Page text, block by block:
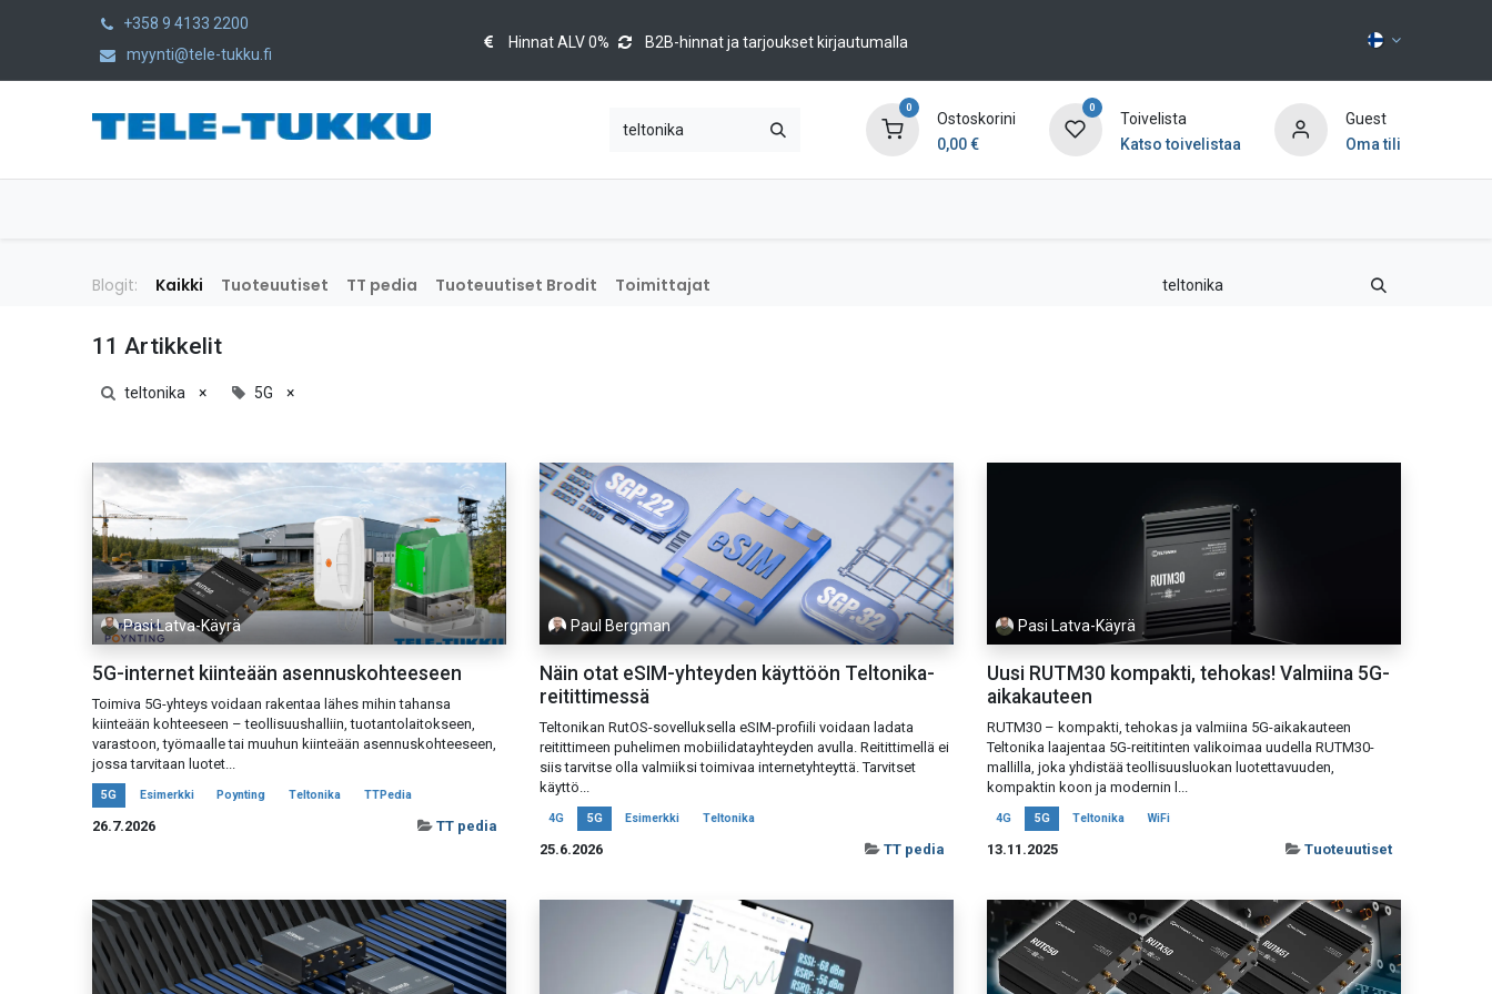
+358 9 4133 2200
myynti@tele-tukku.fi
Hinnat ALV 0% B2B-hinnat ja tarjoukset kirjautumalla
0
Ostoskorini
0,00€
0
Toivelista
Katso toivelistaa
Guest
Oma tili
Blogit: Kaikki Tuoteuutiset TT pedia Tuoteuutiset Brodit Toimittajat
11 Artikkelit
teltonika × 5G ×
Pasi Latva-Käyrä
5G-internet kiinteään asennuskohteeseen
Toimiva 5G-yhteys voidaan rakentaa lähes mihin tahansa
kiinteään kohteeseen – teollisuushalliin, tuotantolaitokseen,
varastoon, työmaalle tai muuhun kiinteään asennuskohteeseen,
jossa tarvitaan luotet...
5G Esimerkki Poynting Teltonika TTPedia
26.7.2026 TT pedia
Paul Bergman
Näin otat eSIM-yhteyden käyttöön Teltonika-
reitittimessä
Teltonikan RutOS-sovelluksella eSIM-profiili voidaan ladata
reitittimeen puhelimen mobiilidatayhteyden avulla. Reitittimellä ei
siis tarvitse olla valmiiksi toimivaa internetyhteyttä. Tarvitset
käyttö...
4G 5G Esimerkki Teltonika
25.6.2026 TT pedia
Pasi Latva-Käyrä
Uusi RUTM30 kompakti, tehokas! Valmiina 5G-
aikakauteen
RUTM30 – kompakti, tehokas ja valmiina 5G-aikakauteen
Teltonika laajentaa 5G-reititinten valikoimaa uudella RUTM30-
mallilla, joka yhdistää teollisuusluokan luotettavuuden,
kompaktin koon ja modernin l...
4G 5G Teltonika WiFi
13.11.2025 Tuoteuutiset